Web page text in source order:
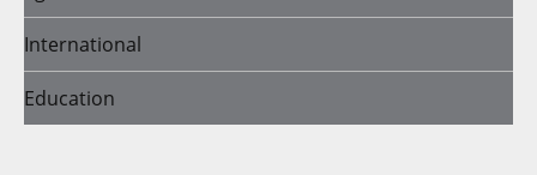
International
Education